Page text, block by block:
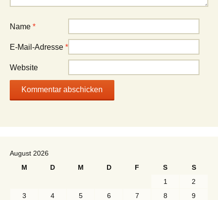
Name *
E-Mail-Adresse *
Website
August 2026
M
D M D F S
S
1
2
3
4 5 6 7 8
9